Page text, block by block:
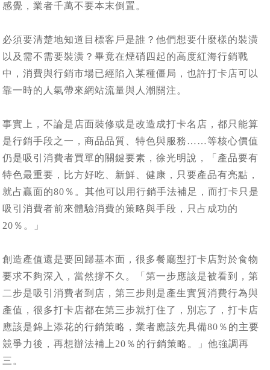
感覺，業者千萬不要本末倒置。
必須要清楚地知道目標客戶是誰？他們想要什麼樣的裝潢
以及需不需要裝潢？畢竟在煙硝四起的高度紅海行銷戰
中，消費與行銷市場已經陷入某種僵局，也許打卡店可以
靠一時的人氣帶來網站流量與人潮關注。
事實上，不論是店面裝修或是改造成打卡名店，都只能算
是行銷手段之一，商品品質、特色與服務……等核心價值
仍是吸引消費者買單的關鍵要素，徐光明說，「產品要有
特色最重要，比方好吃、新鮮、健康，只要產品有亮點，
就占贏面的80％。其他可以用行銷手法補足，而打卡只是
吸引消費者前來體驗消費的策略與手段，只占成功的
20％。」
創造產值還是要回歸基本面，很多餐廳型打卡店對於食物
要求不夠深入，當然撐不久。「第一步應該是被看到，第
二步是吸引消費者到店，第三步則是產生實質消費行為與
產值，很多打卡店都在第三步就打住了，別忘了，打卡店
應該是錦上添花的行銷策略，業者應該先具備80％的主要
競爭力後，再想辦法補上20％的行銷策略。」他強調再
三。